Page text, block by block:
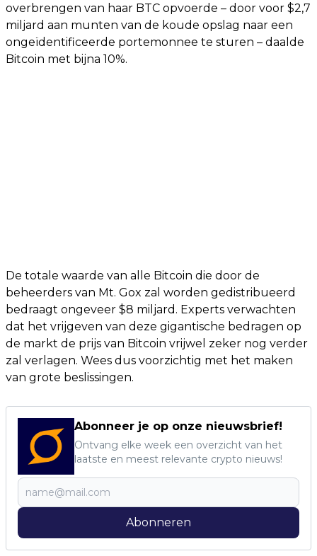
overbrengen van haar BTC opvoerde – door voor $2,7
miljard aan munten van de koude opslag naar een
ongeïdentificeerde portemonnee te sturen – daalde
Bitcoin met bijna 10%.
De totale waarde van alle Bitcoin die door de
beheerders van Mt. Gox zal worden gedistribueerd
bedraagt ​​ongeveer $8 miljard. Experts verwachten
dat het vrijgeven van deze gigantische bedragen op
de markt de prijs van Bitcoin vrijwel zeker nog verder
zal verlagen. Wees dus voorzichtig met het maken
van grote beslissingen.
Abonneer je op onze nieuwsbrief!
Ontvang elke week een overzicht van het
laatste en meest relevante crypto nieuws!
Abonneren